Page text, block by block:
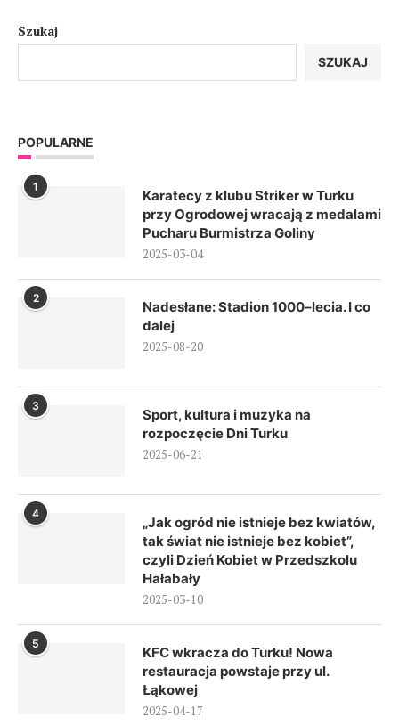
Szukaj
SZUKAJ
POPULARNE
1
Karatecy z klubu Striker w Turku
przy Ogrodowej wracają z medalami
Pucharu Burmistrza Goliny
2025-03-04
2
Nadesłane: Stadion 1000–lecia. I co
dalej
2025-08-20
3
Sport, kultura i muzyka na
rozpoczęcie Dni Turku
2025-06-21
4
„Jak ogród nie istnieje bez kwiatów,
tak świat nie istnieje bez kobiet”,
czyli Dzień Kobiet w Przedszkolu
Hałabały
2025-03-10
5
KFC wkracza do Turku! Nowa
restauracja powstaje przy ul.
Łąkowej
2025-04-17